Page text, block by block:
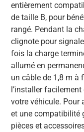
entièrement
de taille B, pour
rangé. Pendant la
clignote pour
fois la charge
allumé en
un câble de 1,8 m à
l’installer
votre véhicule. Pour
et une compatibilité
pièces et